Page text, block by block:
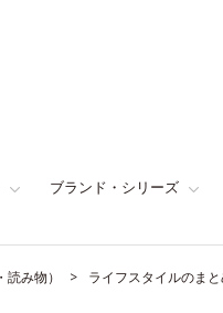
ブランド・シリーズ
み物） ライフスタイルのま